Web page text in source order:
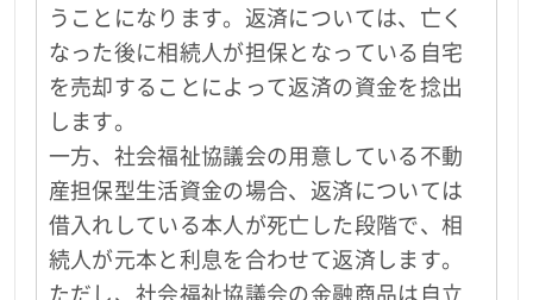
うことになります。返済については、亡く
なった後に相続人が担保となっている自宅
を売却することによって返済の資金を捻出
します。
一方、社会福祉協議会の用意している不動
産担保型生活資金の場合、返済については
借入れしている本人が死亡した段階で、相
続人が元本と利息を合わせて返済します。
ただし、社会福祉協議会の金融商品は自立